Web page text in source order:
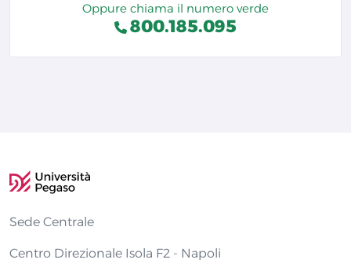
Oppure chiama il numero verde
800.185.095
Sede Centrale
Centro Direzionale Isola F2 - Napoli